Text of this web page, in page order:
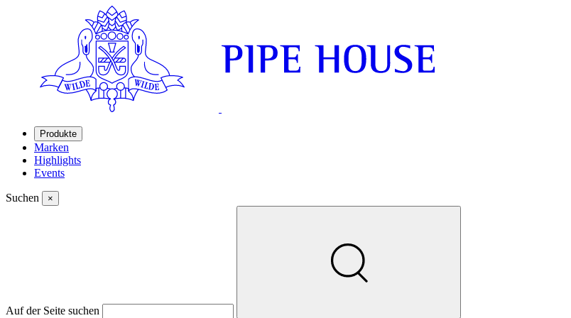
Produkte
Marken
Highlights
Events
Suchen ×
Auf der Seite suchen